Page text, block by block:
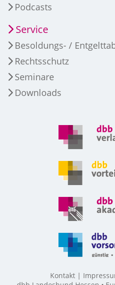
Podcasts
Service
Besoldungs- /
Rechtsschutz
Seminare
Downloads
Kontakt